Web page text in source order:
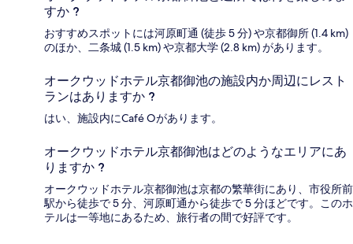
すか ?
おすすめスポットには河原町通 (徒歩 5 分) や京都御所 (1.4 km)
のほか、二条城 (1.5 km) や京都大学 (2.8 km) があります。
オークウッドホテル京都御池の施設内か周辺にレスト
ランはありますか ?
はい、施設内にCafé Oがあります。
オークウッドホテル京都御池はどのようなエリアにあ
りますか ?
オークウッドホテル京都御池は京都の繁華街にあり、市役所前
駅から徒歩で 5 分、河原町通から徒歩で 5 分ほどです。このホ
テルは一等地にあるため、旅行者の間で好評です。